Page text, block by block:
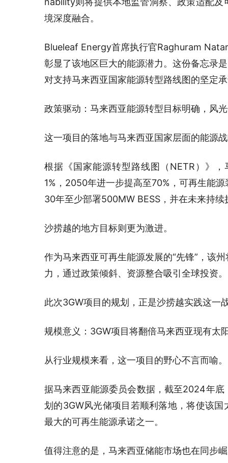
境深度融合。
Blueleaf Energy首席执行官Raghuram
彰显了该地区巨大的能源潜力。这份备忘录
对支持马来西亚国家能源转型路线图的坚定
政策驱动：马来西亚能源转型目标明确，风
这一项目的落地与马来西亚国家层面的能源
根据《国家能源转型路线图（NETR）》
1%，2050年进一步提高至70%，可再生能
30年至少部署500MW BESS，并在未来持
沙捞越的地方目标则更为激进。
作为马来西亚可再生能源发展的“先锋”，该
力，通过政策倾斜、资源整合吸引全球投资。
此次3GW项目的规划，正是沙捞越实践这一
规模意义：3GW项目将翻倍马来西亚现有太
从行业规模来看，这一项目的野心不言而喻。
据马来西亚能源委员会数据，截至2024年
划的3GW风光储项目若顺利落地，将使该
最大的可再生能源承诺之一。
值得注意的是，马来西亚储能市场也在同步